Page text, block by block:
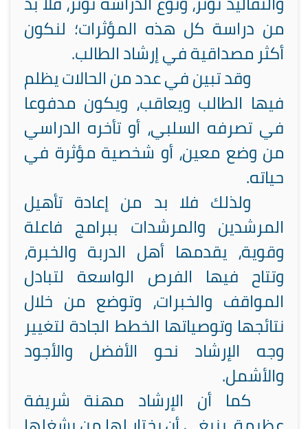
من دراسة كل هذه المؤثرات؛ لنكون
أكثر مصداقية في إرشاد الطالب.
وقد تبين في عدد من الحالات يظلم
فيها الطالب ويعاقب، ويكون مدفوعا
في تصرفه السلبي، أو تأخره الدراسي
من وضع معين، أو شخصية مؤثرة في
حياته.
ولذلك فلا بد من إعادة تأهيل
المرشدين والمرشدات ببرامج فاعلة
وقوية، يقدمها أهل الدربة والخبرة،
وتتاح فيها الفرص الواسعة لتبادل
المواقف والخبرات، وتوضع من خلال
نتائجها وتوصياتها الخطط الجادة لتغيير
وجه الإرشاد نحو الأفضل والأجود
والأشمل.
كما أن الإرشاد مهنة شريفة